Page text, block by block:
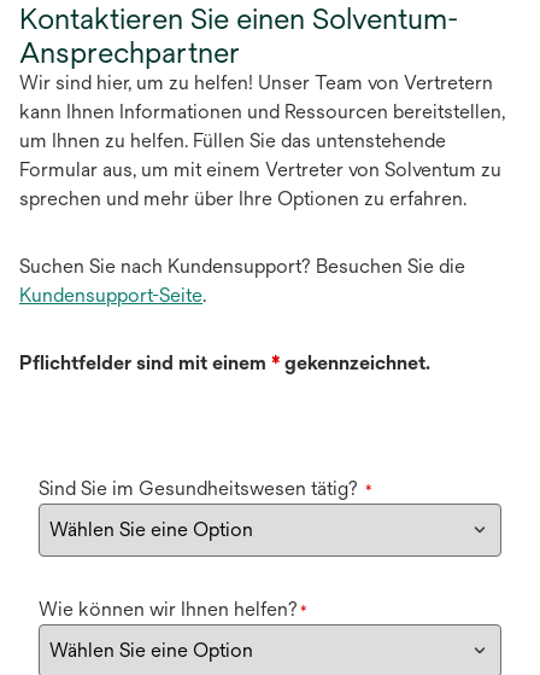
Kontaktieren Sie einen Solventum-
Ansprechpartner
Wir sind hier, um zu helfen! Unser Team von Vertretern
kann Ihnen Informationen und Ressourcen bereitstellen,
um Ihnen zu helfen. Füllen Sie das untenstehende
Formular aus, um mit einem Vertreter von Solventum zu
sprechen und mehr über Ihre Optionen zu erfahren.
Suchen Sie nach Kundensupport? Besuchen Sie die
Kundensupport-Seite.
Pflichtfelder sind mit einem * gekennzeichnet.
Sind Sie im Gesundheitswesen tätig? *
Wie können wir Ihnen helfen? *